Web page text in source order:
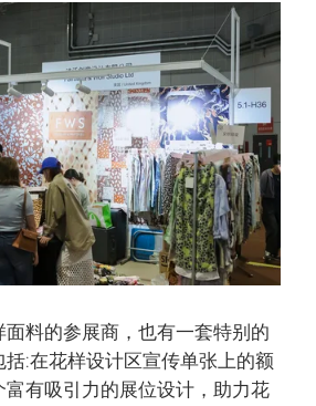
料的参展商，也有一套特别的
:在花样设计区宣传单张上的额
有吸引力的展位设计，助力花